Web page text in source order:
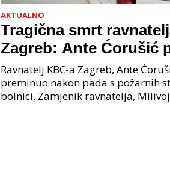
AKTUALNO
Tragična smrt
Zagreb: Ante Ćorušić
nakon pada u bolnici,
mjestu događaja
Ravnatelj KBC-a Zagreb, Ante
preminuo nakon pada s požarnih
bolnici. Zamjenik ravnatelja,